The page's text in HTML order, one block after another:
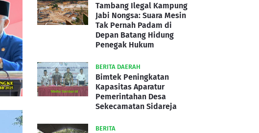
Tambang Ilegal Kampung
Jabi Nongsa: Suara Mesin
Tak Pernah Padam di
Depan Batang Hidung
Penegak Hukum
BERITA DAERAH
Bimtek Peningkatan
Kapasitas Aparatur
Pemerintahan Desa
Sekecamatan Sidareja
BERITA